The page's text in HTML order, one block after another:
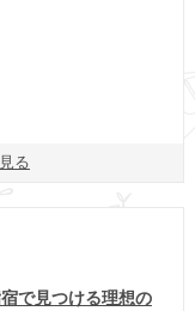
る
で見つける理想の